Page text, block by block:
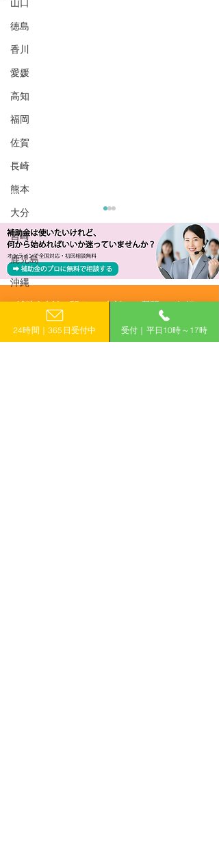
山口
徳島
香川
愛媛
高知
福岡
佐賀
長崎
熊本
大分
宮崎
鹿児島
沖縄
R8/6/5 UP!【沖縄県】令
和8年度 沖縄物流デジタ
​補助金申請に関するご相談・ご質問はお気軽に
お電話でのお問い合わせ
24時間｜365日受付中 受付｜平日10時～17時